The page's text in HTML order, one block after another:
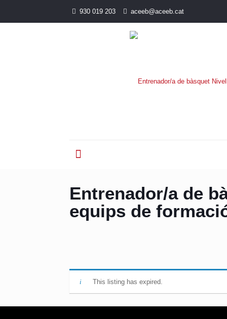
930 019 203 aceeb@aceeb.cat
Entrenador/a de
equips de
This listing has expired.